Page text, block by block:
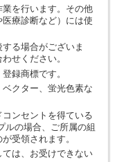
を行います。その他
療診断など）には使
る場合がございま
せください。
録商標です。
クター、蛍光色素な
ンセントを得ている
ルの場合、ご所属の組
受領されます。
は、お受けできない